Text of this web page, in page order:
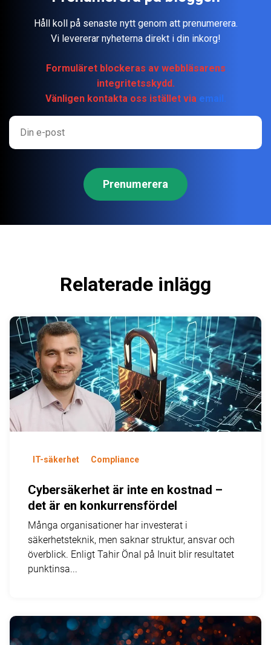
Håll koll på senaste nytt genom att prenumerera.
Vi levererar nyheterna direkt i din inkorg!
Formuläret blockeras av webbläsarens
integritetsskydd.
Vänligen kontakta oss istället via email.
Relaterade inlägg
IT-säkerhet Compliance
Cybersäkerhet är inte en kostnad –
det är en konkurrensfördel
Många organisationer har investerat i
säkerhetsteknik, men saknar struktur, ansvar och
överblick. Enligt Tahir Önal på Inuit blir resultatet
punktinsa...